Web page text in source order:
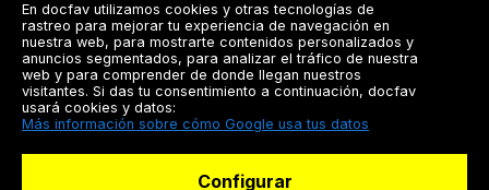
Registrarse
Docfav
En docfav utilizamos cookies y otras tecnologías de
rastreo para mejorar tu experiencia de navegación en
nuestra web, para mostrarte contenidos personalizados y
anuncios segmentados, para analizar el tráfico de nuestra
web y para comprender de donde llegan nuestros
visitantes. Si das tu consentimiento a continuación, docfav
usará cookies y datos:
Más información sobre cómo Google usa tus datos
Configurar